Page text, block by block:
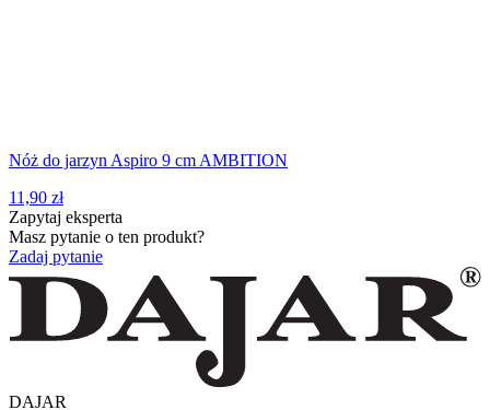
Nóż do jarzyn Aspiro 9 cm AMBITION
11,90 zł
Zapytaj eksperta
Masz pytanie o ten produkt?
Zadaj pytanie
DAJAR